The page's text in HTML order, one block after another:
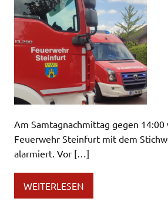
Am Samtagnachmittag gegen
Feuerwehr Steinfurt mit dem
alarmiert. Vor […]
WEITERLESEN